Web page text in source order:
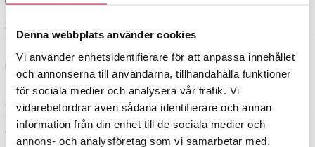
Denna webbplats använder cookies
Vi använder enhetsidentifierare för att anpassa innehållet
och annonserna till användarna, tillhandahålla funktioner
för sociala medier och analysera vår trafik. Vi
vidarebefordrar även sådana identifierare och annan
information från din enhet till de sociala medier och
annons- och analysföretag som vi samarbetar med.
2 år sedan
YM Yuliia M
5 dagar sedan
Visa fler recensioner